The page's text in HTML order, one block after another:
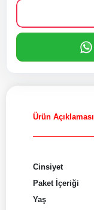
Ürün Açıklaması
Cinsiyet
Paket İçeriği
Yaş